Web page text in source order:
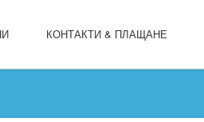
КОНТАКТИ & ПЛАЩАНЕ